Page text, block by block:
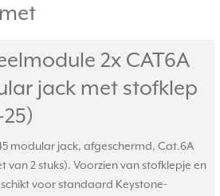
2x CAT6A
jack met stofklep
modular jack, afgeschermd, Cat.6A
van 2 stuks). Voorzien van stofklepje en
voor standaard Keystone-